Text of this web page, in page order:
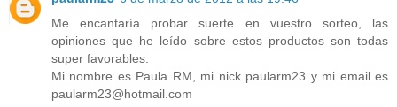
Me encantaría probar suerte en vuestro sorteo, las
opiniones que he leído sobre estos productos son todas
super favorables.
Mi nombre es Paula RM, mi nick paularm23 y mi email es
paularm23@hotmail.com